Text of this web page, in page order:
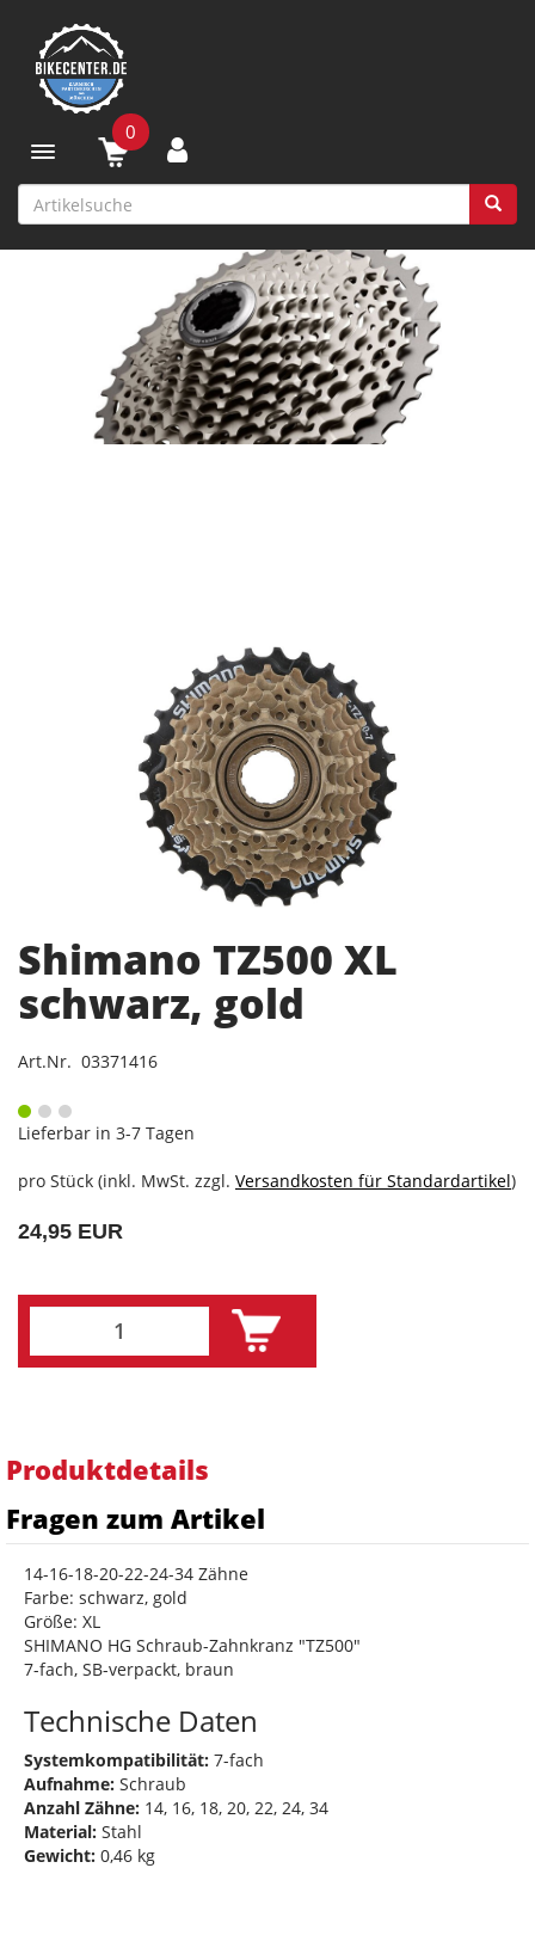
Toggle navigation
0
Shimano TZ500 XL
schwarz, gold
Art.Nr. 03371416
Lieferbar in 3-7 Tagen
pro Stück (inkl. MwSt. zzgl. Versandkosten für Standardartikel)
24,95 EUR
Produktdetails
Fragen zum Artikel
14-16-18-20-22-24-34 Zähne
Farbe: schwarz, gold
Größe: XL
SHIMANO HG Schraub-Zahnkranz "TZ500"
7-fach, SB-verpackt, braun
Technische Daten
Systemkompatibilität: 7-fach
Aufnahme: Schraub
Anzahl Zähne: 14, 16, 18, 20, 22, 24, 34
Material: Stahl
Gewicht: 0,46 kg